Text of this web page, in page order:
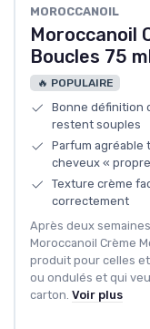
MOROCCANOIL
Moroccanoil
Boucles 75
🔥 POPULAIRE
Bonne définition
restent souples
Parfum agréable
cheveux «
Texture crème
correctement
Après deux
Moroccanoil Crème
produit pour celles
ou ondulés et qui
carton. Voir plus